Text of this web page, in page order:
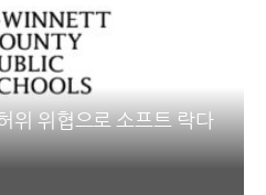
위 위협으로 소프트 락다